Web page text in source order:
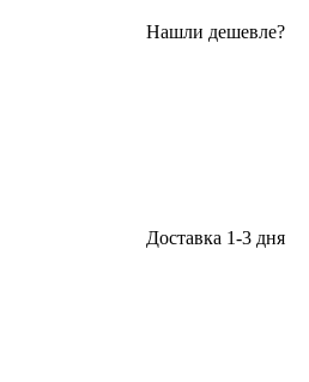
Нашли дешевле?
Доставка 1-3 дня